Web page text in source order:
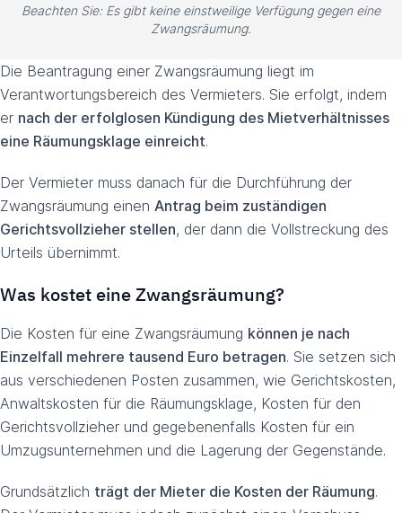
Beachten Sie: Es gibt keine einstweilige Verfügung gegen eine
Zwangsräumung.
Die Beantragung einer Zwangsräumung liegt im
Verantwortungsbereich des Vermieters. Sie erfolgt, indem
er nach der erfolglosen Kündigung des Mietverhältnisses
eine Räumungsklage einreicht.
Der Vermieter muss danach für die Durchführung der
Zwangsräumung einen Antrag beim zuständigen
Gerichtsvollzieher stellen, der dann die Vollstreckung des
Urteils übernimmt.
Was kostet eine Zwangsräumung?
Die Kosten für eine Zwangsräumung können je nach
Einzelfall mehrere tausend Euro betragen. Sie setzen sich
aus verschiedenen Posten zusammen, wie Gerichtskosten,
Anwaltskosten für die Räumungsklage, Kosten für den
Gerichtsvollzieher und gegebenenfalls Kosten für ein
Umzugsunternehmen und die Lagerung der Gegenstände.
Grundsätzlich trägt der Mieter die Kosten der Räumung.